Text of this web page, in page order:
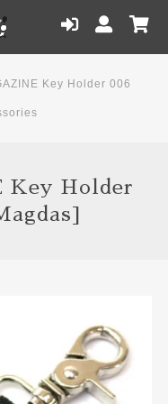
Key Holder 006
Key Holder